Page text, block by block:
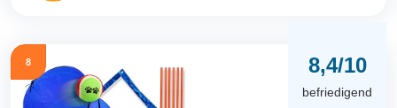
8 8,4/10
befriedigend